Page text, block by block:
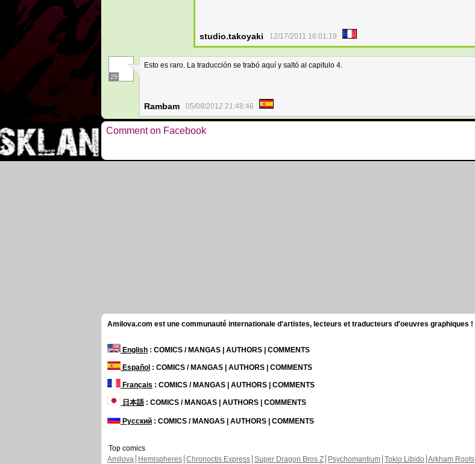
studio.takoyaki 12/17/2011 16:01:19
29
Esto es raro. La traducción se trabó aquí y saltó al capitulo 4.
Rambam 05/08/2012 21:48:46
Comment on Facebook
Amilova.com est une communauté internationale d'artistes, lecteurs et traducteurs d'oeuvres graphiques !
English : COMICS / MANGAS | AUTHORS | COMMENTS
Español : COMICS / MANGAS | AUTHORS | COMMENTS
Français : COMICS / MANGAS | AUTHORS | COMMENTS
日本語: COMICS / MANGAS | AUTHORS | COMMENTS
Русский : COMICS / MANGAS | AUTHORS | COMMENTS
Top comics
Amilova
Hemispheres Chronoctis Express Super Dragon Bros Z Psychomantium Tokio Libido Arkham Roots